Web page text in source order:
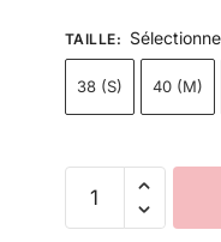
TAILLE: Sélectionne
38 (S) 40 (M)